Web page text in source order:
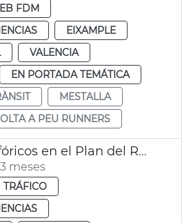
FDM
EIXAMPLE
VALENCIA
EN PORTADA TEMÁTICA
MESTALLA
A PEU RUNNERS
Cambios semafóricos en el Plan del Real València
meses
TRÁFICO